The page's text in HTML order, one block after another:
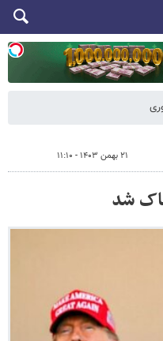
۲۱ بهمن ۱۴۰۳ - ۱۱:۱۰
شد